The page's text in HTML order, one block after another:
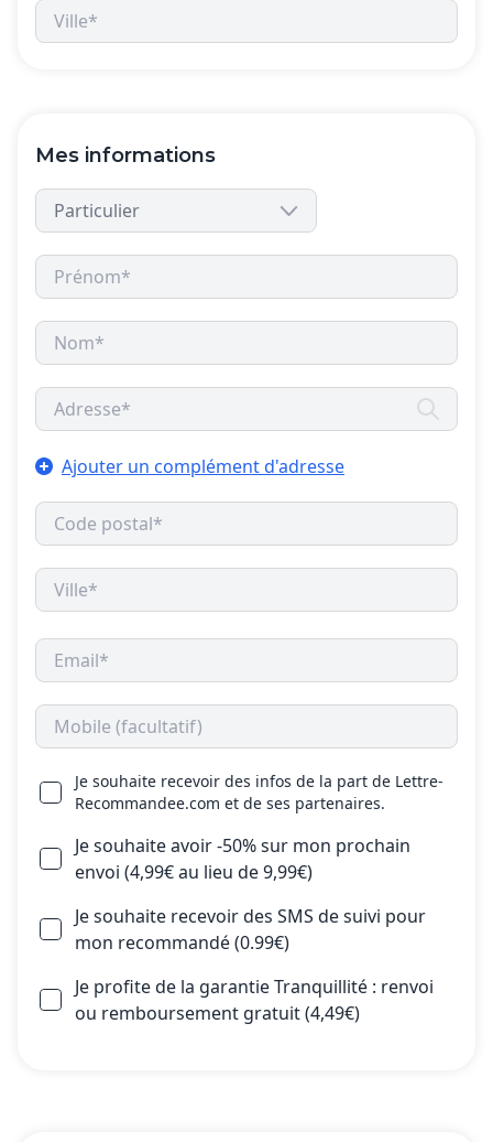
Mes informations
Ajouter un complément d'adresse
Je souhaite recevoir des infos de la part de Lettre-
Recommandee.com et de ses partenaires.
Je souhaite avoir -50% sur mon prochain
envoi (4,99€ au lieu de 9,99€)
Je souhaite recevoir des SMS de suivi pour
mon recommandé (0.99€)
Je profite de la garantie Tranquillité : renvoi
ou remboursement gratuit (4,49€)